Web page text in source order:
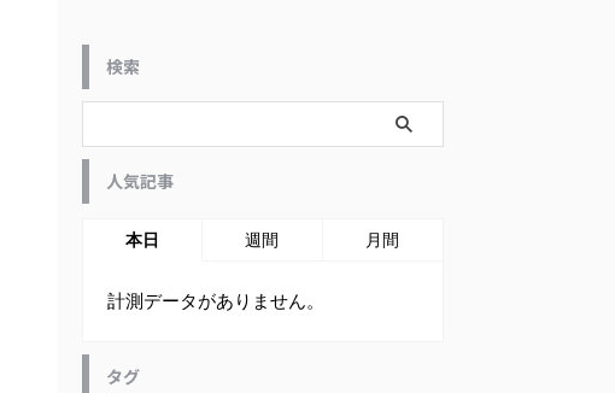
検索
人気記事
本日 週間 月間
計測データがありません。
タグ